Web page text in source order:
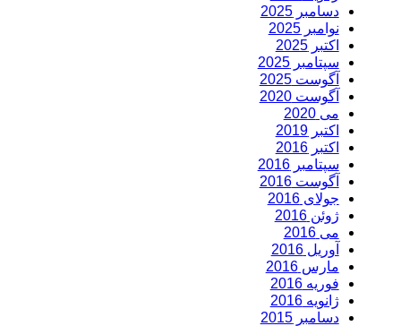
دسامبر 2025
نوامبر 2025
اکتبر 2025
سپتامبر 2025
آگوست 2025
آگوست 2020
می 2020
اکتبر 2019
اکتبر 2016
سپتامبر 2016
آگوست 2016
جولای 2016
ژوئن 2016
می 2016
آوریل 2016
مارس 2016
فوریه 2016
ژانویه 2016
دسامبر 2015